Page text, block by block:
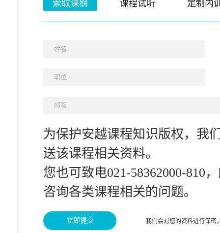
索取课纲 课程试听 定制内
为保护安越课程知识版权，我
送该课程相关资料。
您也可致电021-58362000-810
咨询各类课程相关的问题。
我们会对您的资料进行保密